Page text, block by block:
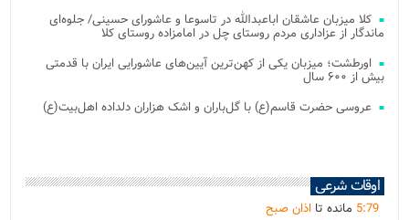
کلا میزبان عاشقان اباعبدالله در تاسوعا و عاشورای حسینی/ جلوه‌ای
ماندگار از عزاداری مردم روستای چل در امامزاده روستای کلا
اورطشت؛ میزبان یکی از کهن‌ترین آیین‌های عاشورایی ایران با قدمتی
بیش از ۶۰۰ سال
عروسی حضرت قاسم(ع) با گل‌باران و اشک هزاران دلداده اهل‌بیت(ع)
اوقات شرعی
5:79 مانده تا اذان صبح